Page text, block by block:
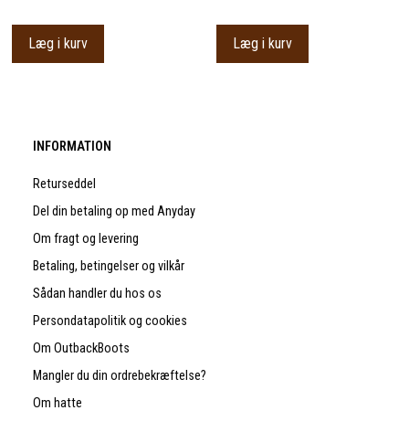
Læg i kurv Læg i kurv
INFORMATION
Returseddel
Del din betaling op med Anyday
Om fragt og levering
Betaling, betingelser og vilkår
Sådan handler du hos os
Persondatapolitik og cookies
Om OutbackBoots
Mangler du din ordrebekræftelse?
Om hatte